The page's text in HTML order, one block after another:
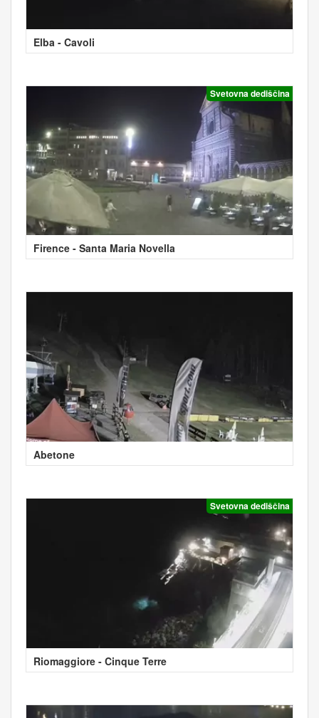
Elba - Cavoli
Svetovna dediščina
Firence - Santa Maria Novella
Abetone
Svetovna dediščina
Riomaggiore - Cinque Terre